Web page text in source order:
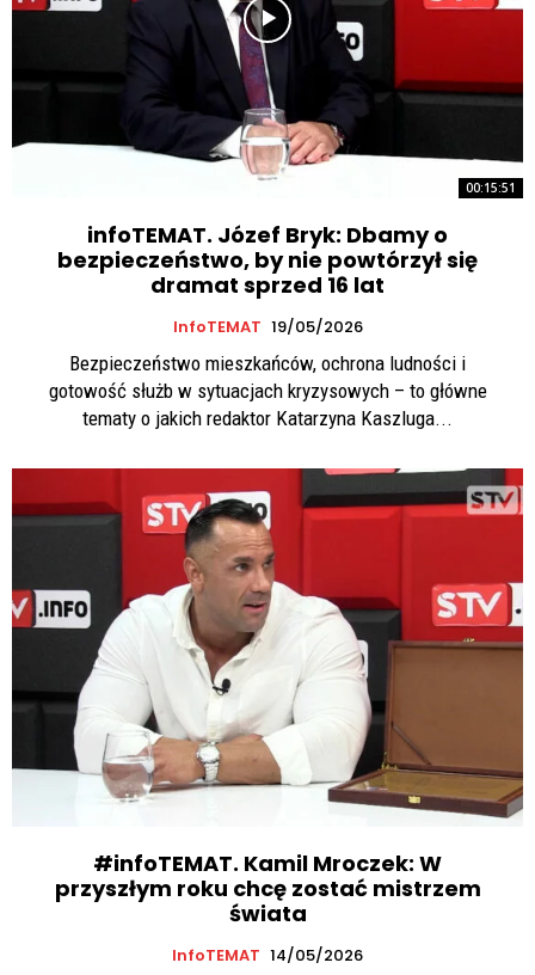
00:15:51
infoTEMAT. Józef Bryk: Dbamy o
bezpieczeństwo, by nie powtórzył się
dramat sprzed 16 lat
InfoTEMAT 19/05/2026
Bezpieczeństwo mieszkańców, ochrona ludności i
gotowość służb w sytuacjach kryzysowych – to główne
tematy o jakich redaktor Katarzyna Kaszluga...
#infoTEMAT. Kamil Mroczek: W
przyszłym roku chcę zostać mistrzem
świata
InfoTEMAT 14/05/2026